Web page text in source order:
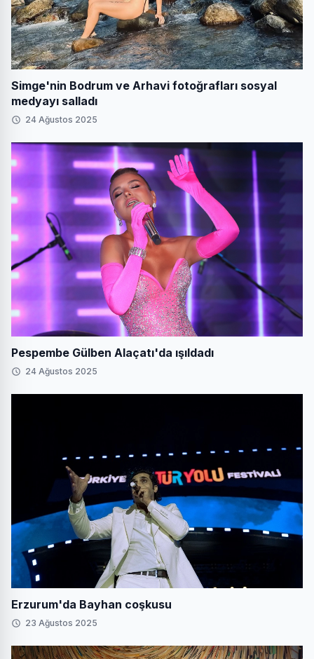
Simge'nin Bodrum ve Arhavi fotoğrafları sosyal
medyayı salladı
24 Ağustos 2025
Pespembe Gülben Alaçatı'da ışıldadı
24 Ağustos 2025
Erzurum'da Bayhan coşkusu
23 Ağustos 2025